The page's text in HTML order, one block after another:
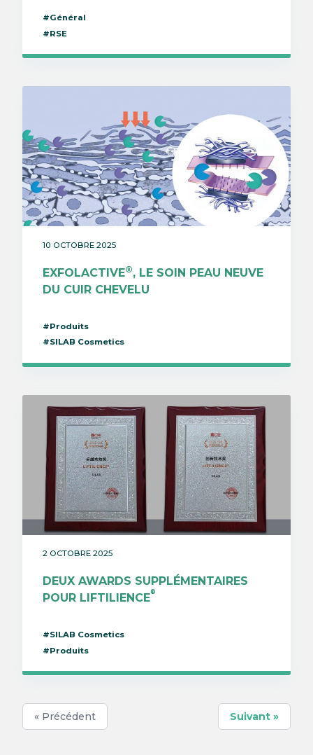
#Général
#RSE
10 OCTOBRE 2025
EXFOLACTIVE®, LE SOIN PEAU NEUVE
DU CUIR CHEVELU
#Produits
#SILAB Cosmetics
2 OCTOBRE 2025
DEUX AWARDS SUPPLÉMENTAIRES
POUR LIFTILIENCE®
#SILAB Cosmetics
#Produits
« Précédent Suivant »